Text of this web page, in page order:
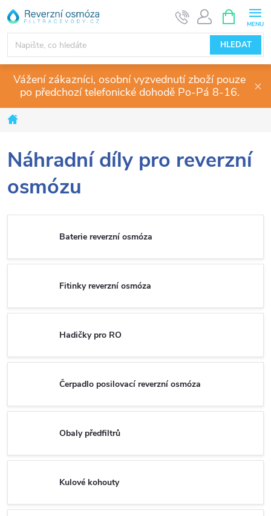
Přejít
na
obsah
HLEDAT
NÁKUPNÍ
KOŠÍK
Vážení zákazníci, osobní vyzvednutí zboží pouze
po předchozí telefonické dohodě Po-Pá 8-16.
Náhradní díly pro reverzní
osmózu
Baterie reverzní osmóza
Fitinky reverzní osmóza
Hadičky pro RO
Čerpadlo posilovací reverzní osmóza
Obaly předfiltrů
Kulové kohouty